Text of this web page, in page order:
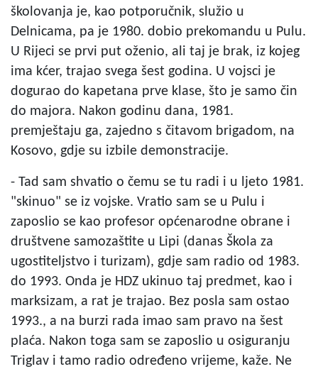
školovanja je, kao potporučnik, služio u
Delnicama, pa je 1980. dobio prekomandu u Pulu.
U Rijeci se prvi put oženio, ali taj je brak, iz kojeg
ima kćer, trajao svega šest godina. U vojsci je
dogurao do kapetana prve klase, što je samo čin
do majora. Nakon godinu dana, 1981.
premještaju ga, zajedno s čitavom brigadom, na
Kosovo, gdje su izbile demonstracije.
- Tad sam shvatio o čemu se tu radi i u ljeto 1981.
"skinuo" se iz vojske. Vratio sam se u Pulu i
zaposlio se kao profesor općenarodne obrane i
društvene samozaštite u Lipi (danas Škola za
ugostiteljstvo i turizam), gdje sam radio od 1983.
do 1993. Onda je HDZ ukinuo taj predmet, kao i
marksizam, a rat je trajao. Bez posla sam ostao
1993., a na burzi rada imao sam pravo na šest
plaća. Nakon toga sam se zaposlio u osiguranju
Triglav i tamo radio određeno vrijeme, kaže. Ne